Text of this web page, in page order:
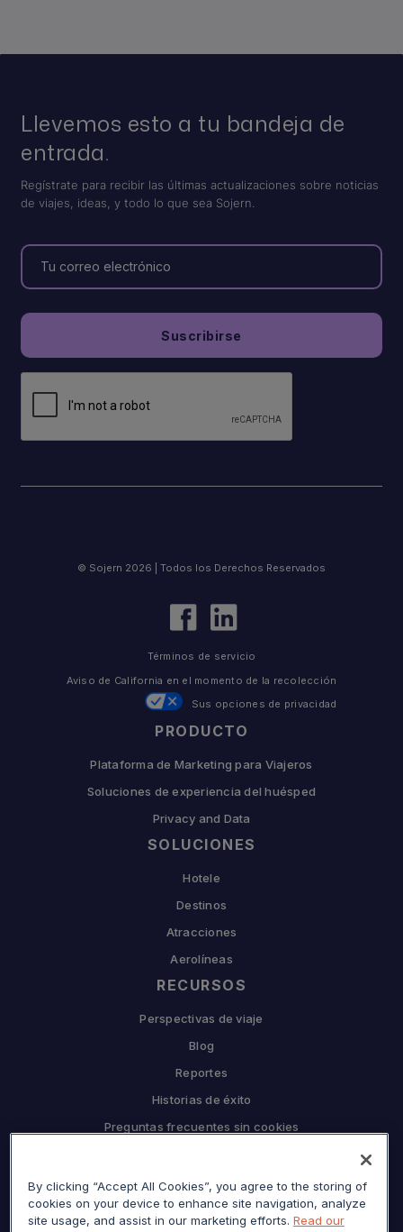
Llevemos esto a tu bandeja de
entrada.
Regístrate para recibir las últimas actualizaciones sobre noticias
de viajes, ideas, y todo lo que sea Sojern.
PRODUCTO
Plataforma de Marketing para Viajeros
Soluciones de experiencia del huésped
Privacy and Data
SOLUCIONES
Hotele
Destinos
Atracciones
Aerolíneas
RECURSOS
Perspectivas de viaje
Blog
Reportes
Historias de éxito
Preguntas frecuentes sin cookies
Por qué Sojern
Asóciate con nosotros
© Sojern 2026 | Todos los Derechos Reservados
Términos de servicio
Aviso de California en el momento de la recolección
Sus opciones de privacidad
By clicking “Accept All Cookies”, you agree to the storing of
cookies on your device to enhance site navigation, analyze
site usage, and assist in our marketing efforts. Read our